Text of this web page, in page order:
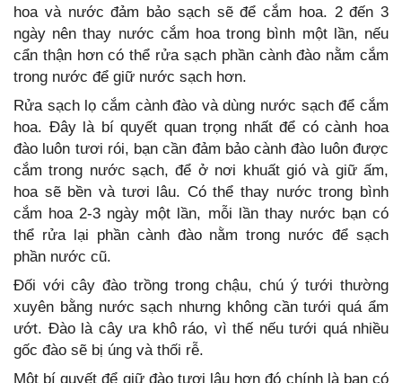
hoa và nước đảm bảo sạch sẽ để cắm hoa. 2 đến 3
ngày nên thay nước cắm hoa trong bình một lần, nếu
cẩn thận hơn có thể rửa sạch phần cành đào nằm cắm
trong nước để giữ nước sạch hơn.
Rửa sạch lọ cắm cành đào và dùng nước sạch để cắm
hoa. Đây là bí quyết quan trọng nhất để có cành hoa
đào luôn tươi rói, bạn cần đảm bảo cành đào luôn được
cắm trong nước sạch, để ở nơi khuất gió và giữ ấm,
hoa sẽ bền và tươi lâu. Có thể thay nước trong bình
cắm hoa 2-3 ngày một lần, mỗi lần thay nước bạn có
thể rửa lại phần cành đào nằm trong nước để sạch
phần nước cũ.
Đối với cây đào trồng trong chậu, chú ý tưới thường
xuyên bằng nước sạch nhưng không cần tưới quá ẩm
ướt. Đào là cây ưa khô ráo, vì thế nếu tưới quá nhiều
gốc đào sẽ bị úng và thối rễ.
Một bí quyết để giữ đào tươi lâu hơn đó chính là bạn có